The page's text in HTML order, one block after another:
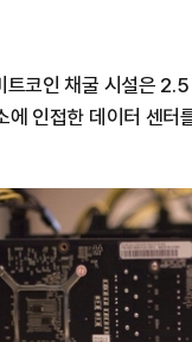
트코인 채굴 시설은
에 인접한 데이터 센터